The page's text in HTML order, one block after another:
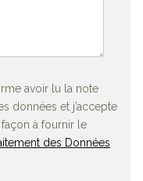
avoir lu la note
données et j’accepte
à fournir le
des Données